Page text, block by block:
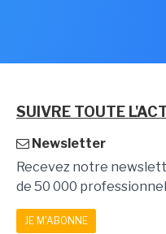
SUIVRE TOUTE
Newsletter
Recevez notre
de 50 000
JE M'ABONNE